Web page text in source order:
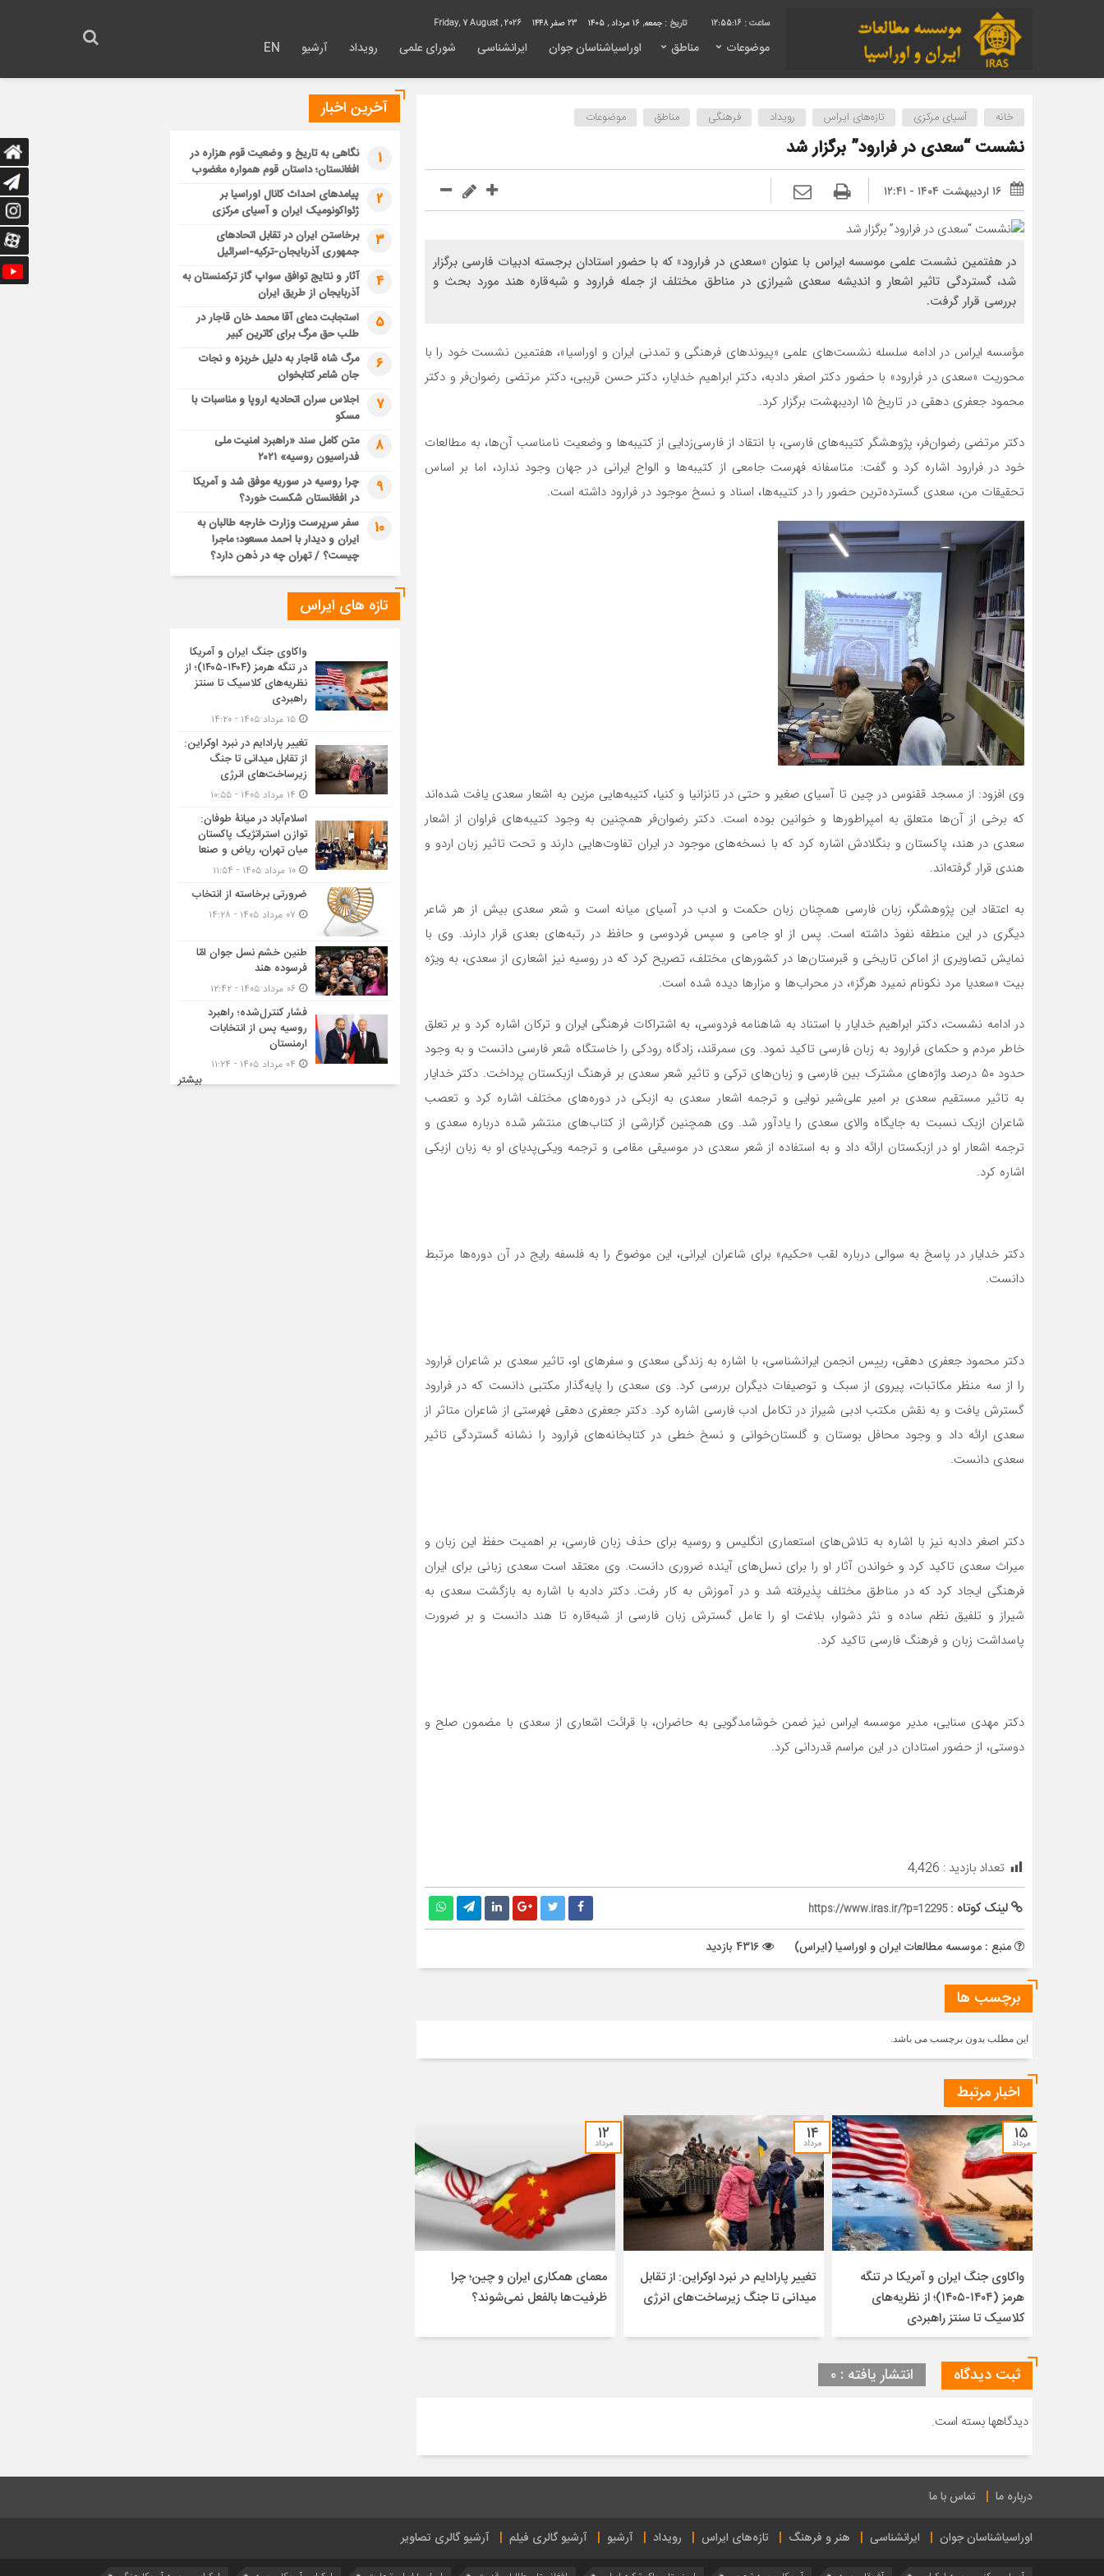
12:55:17 تاریخ : جمعه, ۱۶ مرداد , ۱۴۰۵ 23 صفر 1448
موضوعات مناطق اوراسیاشناسان جوان ایرانشناسی شورای علمی رویداد آرشیو EN
خانه آسیای مرکزی تازه‌های ایراس رویداد فرهنگی مناطق موضوعات
نشست “سعدی در فرارود” برگزار شد
۱۶ اردیبهشت ۱۴۰۴ - ۱۲:۴۱
در هفتمین نشست علمی موسسه ایراس با عنوان «سعدی در فرارود» که با حضور استادان برجسته ادبیات فارسی برگزار
شد، گستردگی تاثیر اشعار و اندیشه سعدی شیرازی در مناطق مختلف از جمله فرارود و شبه‌قاره هند مورد بحث و
بررسی قرار گرفت.
مؤسسه ایراس در ادامه سلسله نشست‌های علمی «پیوندهای فرهنگی و تمدنی ایران و اوراسیا»، هفتمین نشست خود را با
محوریت «سعدی در فرارود» با حضور دکتر اصغر دادبه، دکتر ابراهیم خدایار، دکتر حسن قریبی، دکتر مرتضی رضوان‌فر و دکتر
محمود جعفری دهقی در تاریخ ۱۵ اردیبهشت برگزار کرد.
دکتر مرتضی رضوان‌فر، پژوهشگر کتیبه‌های فارسی، با انتقاد از فارسی‌زدایی از کتیبه‌ها و وضعیت نامناسب آن‌ها، به مطالعات
خود در فرارود اشاره کرد و گفت: متاسفانه فهرست جامعی از کتیبه‌ها و الواح ایرانی در جهان وجود ندارد، اما بر اساس
تحقیقات من، سعدی گسترده‌ترین حضور را در کتیبه‌ها، اسناد و نسخ موجود در فرارود داشته است.
وی افزود: از مسجد ققنوس در چین تا آسیای صغیر و حتی در تانزانیا و کنیا، کتیبه‌هایی مزین به اشعار سعدی یافت شده‌اند
که برخی از آن‌ها متعلق به امپراطورها و خوانین بوده است. دکتر رضوان‌فر همچنین به وجود کتیبه‌های فراوان از اشعار
سعدی در هند، پاکستان و بنگلادش اشاره کرد که با نسخه‌های موجود در ایران تفاوت‌هایی دارند و تحت تاثیر زبان اردو و
هندی قرار گرفته‌اند.
به اعتقاد این پژوهشگر، زبان فارسی همچنان زبان حکمت و ادب در آسیای میانه است و شعر سعدی بیش از هر شاعر
دیگری در این منطقه نفوذ داشته است. پس از او جامی و سپس فردوسی و حافظ در رتبه‌های بعدی قرار دارند. وی با
نمایش تصاویری از اماکن تاریخی و قبرستان‌ها در کشورهای مختلف، تصریح کرد که در روسیه نیز اشعاری از سعدی، به ویژه
بیت «سعدیا مرد نکونام نمیرد هرگز»، در محراب‌ها و مزارها دیده شده است.
در ادامه نشست، دکتر ابراهیم خدایار با استناد به شاهنامه فردوسی، به اشتراکات فرهنگی ایران و ترکان اشاره کرد و بر تعلق
خاطر مردم و حکمای فرارود به زبان فارسی تاکید نمود. وی سمرقند، زادگاه رودکی را خاستگاه شعر فارسی دانست و به وجود
حدود ۵۰ درصد واژه‌های مشترک بین فارسی و زبان‌های ترکی و تاثیر شعر سعدی بر فرهنگ ازبکستان پرداخت. دکتر خدایار
به تاثیر مستقیم سعدی بر امیر علی‌شیر نوایی و ترجمه اشعار سعدی به ازبکی در دوره‌های مختلف اشاره کرد و تعصب
شاعران ازبک نسبت به جایگاه والای سعدی را یادآور شد. وی همچنین گزارشی از کتاب‌های منتشر شده درباره سعدی و
ترجمه اشعار او در ازبکستان ارائه داد و به استفاده از شعر سعدی در موسیقی مقامی و ترجمه ویکی‌پدیای او به زبان ازبکی
اشاره کرد.
دکتر خدایار در پاسخ به سوالی درباره لقب «حکیم» برای شاعران ایرانی، این موضوع را به فلسفه رایج در آن دوره‌ها مرتبط
دانست.
دکتر محمود جعفری دهقی، رییس انجمن ایرانشناسی، با اشاره به زندگی سعدی و سفرهای او، تاثیر سعدی بر شاعران فرارود
را از سه منظر مکاتبات، پیروی از سبک و توصیفات دیگران بررسی کرد. وی سعدی را پایه‌گذار مکتبی دانست که در فرارود
گسترش یافت و به نقش مکتب ادبی شیراز در تکامل ادب فارسی اشاره کرد. دکتر جعفری دهقی فهرستی از شاعران متاثر از
سعدی ارائه داد و وجود محافل بوستان و گلستان‌خوانی و نسخ خطی در کتابخانه‌های فرارود را نشانه گستردگی تاثیر
سعدی دانست.
دکتر اصغر دادبه نیز با اشاره به تلاش‌های استعماری انگلیس و روسیه برای حذف زبان فارسی، بر اهمیت حفظ این زبان و
میراث سعدی تاکید کرد و خواندن آثار او را برای نسل‌های آینده ضروری دانست. وی معتقد است سعدی زبانی برای ایران
فرهنگی ایجاد کرد که در مناطق مختلف پذیرفته شد و در آموزش به کار رفت. دکتر دادبه با اشاره به بازگشت سعدی به
شیراز و تلفیق نظم ساده و نثر دشوار، بلاغت او را عامل گسترش زبان فارسی از شبه‌قاره تا هند دانست و بر ضرورت
پاسداشت زبان و فرهنگ فارسی تاکید کرد.
دکتر مهدی سنایی، مدیر موسسه ایراس نیز ضمن خوشامدگویی به حاضران، با قرائت اشعاری از سعدی با مضمون صلح و
دوستی، از حضور استادان در این مراسم قدردانی کرد.
تعداد بازدید : 4,426
لینک کوتاه :https://www.iras.ir/?p=12295
منبع : موسسه مطالعات ایران و اوراسیا (ایراس)
برچسب ها
این مطلب بدون برچسب می باشد.
اخبار مرتبط
۱۵
مرداد
واکاوی جنگ ایران و آمریکا در تنگه
هرمز (۱۴۰۴-۱۴۰۵)؛ از نظریه‌های
کلاسیک تا سنتز راهبردی
۱۴
مرداد
تغییر پارادایم در نبرد اوکراین: از تقابل
میدانی تا جنگ زیرساخت‌های انرژی
۱۲
مرداد
معمای همکاری ایران و چین؛ چرا
ظرفیت‌ها بالفعل نمی‌شوند؟
ثبت دیدگاه انتشار یافته : ۰
دیدگاهها بسته است.
آخرین اخبار
1
نگاهی به تاریخ و وضعیت قوم هزاره در
افغانستان؛ داستان قوم همواره مغضوب
2
پیامدهای احداث کانال اوراسیا بر
ژئواکونومیک ایران و آسیای مرکزی
3
برخاستن ایران در تقابل اتحادهای
جمهوری آذربایجان-ترکیه-اسرائیل
4
آثار و نتایج توافق سواپ گاز ترکمنستان به
آذربایجان از طریق ایران
5
استجابت دعای آقا محمد خان قاجار در
طلب حق مرگ برای کاترین کبیر
6
مرگ شاه قاجار به دلیل خربزه و نجات
جان شاعر کتابخوان
7
اجلاس سران اتحادیه اروپا و مناسبات با
مسکو
8
متن کامل سند «راهبرد امنیت ملی
فدراسیون روسیه» ۲۰۲۱
9
چرا روسیه در سوریه موفق شد و آمریکا
در افغانستان شکست خورد؟
10
سفر سرپرست وزارت خارجه طالبان به
ایران و دیدار با احمد مسعود؛ ماجرا
چیست؟ / تهران چه در ذهن دارد؟
تازه های ایراس
واکاوی جنگ ایران و آمریکا
در تنگه هرمز (۱۴۰۴-۱۴۰۵)؛ از
نظریه‌های کلاسیک تا سنتز
راهبردی
تغییر پارادایم در نبرد اوکراین:
از تقابل میدانی تا جنگ
زیرساخت‌های انرژی
اسلام‌آباد در میانۀ طوفان:
توازن استراتژیک پاکستان
میان تهران، ریاض و صنعا
ضرورتی برخاسته از انتخاب
طنین خشم نسل جوان امّا
فرسوده هند
فشار کنترل‌شده؛ راهبرد
روسیه پس از انتخابات
ارمنستان
بیشتر
درباره ما تماس با ما
اوراسیاشناسان جوان ایرانشناسی هنر و فرهنگ تازه‌های ایراس رویداد آرشیو آرشیو گالری فیلم آرشیو گالری تصاویر